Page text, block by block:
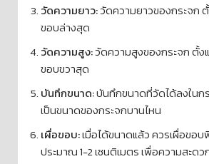
วัดความยาว:วัดความยาวของกระจก
ขอบล่างสุด
วัดความสูง:วัดความสูงของกระจก ตั้
ขอบขวาสุด
บันทึกขนาด:บันทึกขนาดที่วัดได้ลงในก
เป็นขนาดของกระจกบานไหน
เผื่อขอบ:เมื่อได้ขนาดแล้ว ควรเผื่อขอ
ประมาณ 1-2 เซนติเมตร เพื่อความสะด